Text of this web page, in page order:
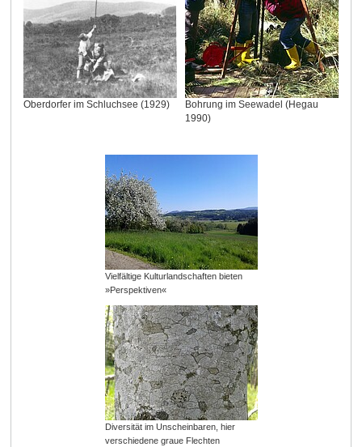
Oberdorfer im Schluchsee (1929)
Bohrung im Seewadel (Hegau
1990)
Vielfältige Kulturlandschaften bieten
»Perspektiven«
Diversität im Unscheinbaren, hier
verschiedene graue Flechten